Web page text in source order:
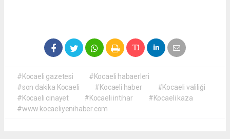
#Kocaeli gazetesi
#Kocaeli habaerleri
#son dakika Kocaeli
#Kocaeli haber
#Kocaeli valiliği
#Kocaeli cinayet
#Kocaeli intihar
#Kocaeli kaza
#www.kocaeliyenihaber.com